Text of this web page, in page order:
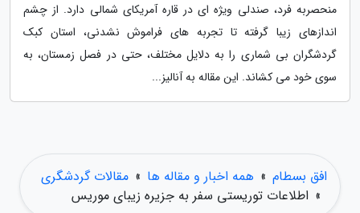
منحصربه فرد، صندلی ویژه ای در قاره آمریکای شمالی دارد. از چشم
اندازهای زیبا گرفته تا تجربه های فراموش نشدنی، استان کبک
گردشگران بی شماری را به دلایل مختلف، حتی در فصل زمستان، به
سوی خود می کشاند. این مقاله به آنالیز...
افق بسطام » همه اخبار و مقاله ها » مقالات گردشگری
» اطلاعات توریستی سفر به جزیره زیبای موریس